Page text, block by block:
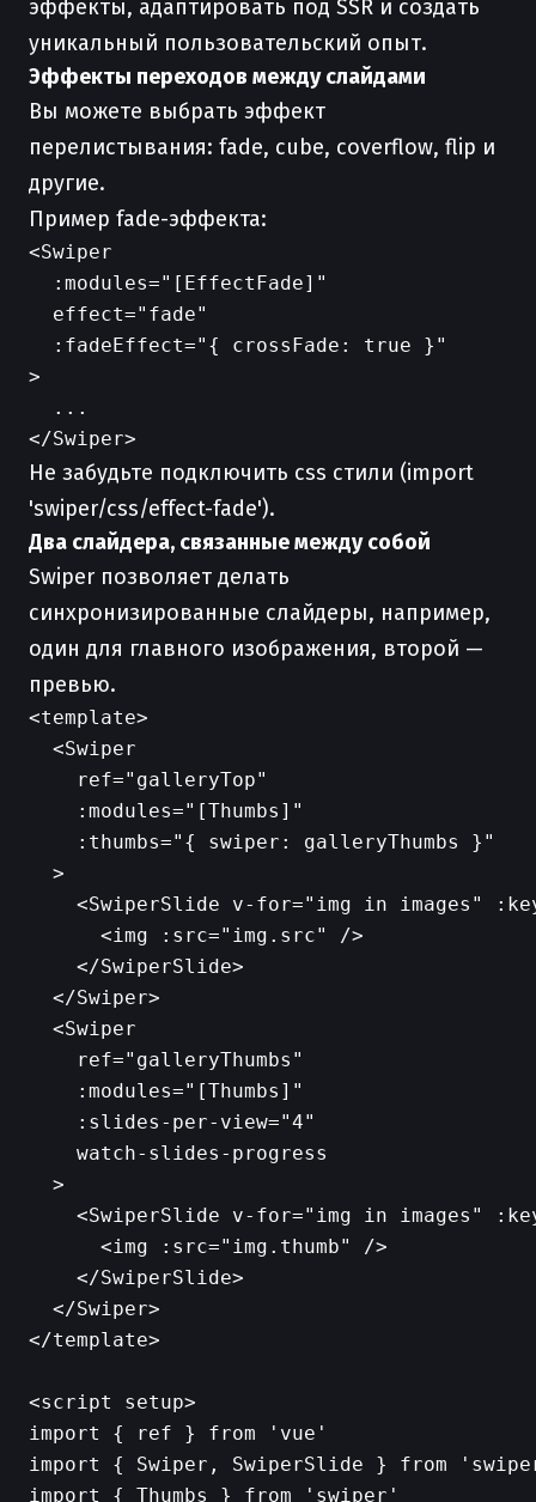
эффекты, адаптировать под SSR и создать
уникальный пользовательский опыт.
Эффекты переходов между слайдами
Вы можете выбрать эффект
перелистывания: fade, cube, coverflow, flip и
другие.
Пример fade-эффекта:
<Swiper
  :modules="[EffectFade]"
  effect="fade"
  :fadeEffect="{ crossFade: true }"
>
  ...
Не забудьте подключить css стили (import
'swiper/css/effect-fade').
Два слайдера, связанные между собой
Swiper позволяет делать
синхронизированные слайдеры, например,
один для главного изображения, второй —
превью.
<template>
  <Swiper
    ref="galleryTop"
    :modules="[Thumbs]"
    :thumbs="{ swiper: galleryThumbs }"
  >
<SwiperSlide v-for="img in images"
      <img :src="img.src" />
    </SwiperSlide>
  </Swiper>
  <Swiper
    ref="galleryThumbs"
    :modules="[Thumbs]"
    :slides-per-view="4"
    watch-slides-progress
  >
<SwiperSlide v-for="img in images"
      <img :src="img.thumb" />
    </SwiperSlide>
  </Swiper>
</template>
<script setup>
import { ref } from 'vue'
import { Swiper, SwiperSlide } from
import { Thumbs } from 'swiper'